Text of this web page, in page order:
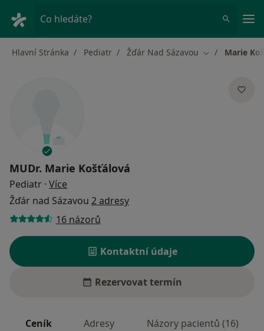
Co hledáte?
Hlavní Stránka Pediatr Žďár Nad Sázavou Změna města
Marie
MUDr. Marie Košťálová
Pediatr · Více
Žďár nad Sázavou 2 adresy
16 názorů
Kontaktní údaje
Rezervovat termín
Ceník Adresy Názory pacientů (16)